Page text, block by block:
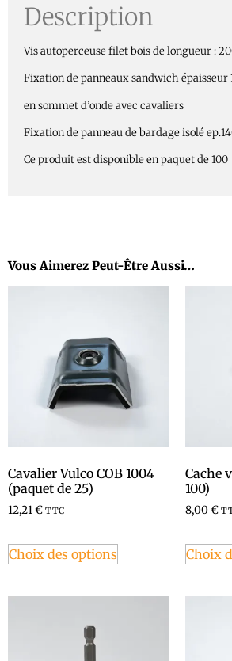
Description
Vis autoperceuse filet bois de longueur :
Fixation de panneaux sandwich épaisseur
en sommet d’onde avec cavaliers
Fixation de panneau de bardage isolé
Ce produit est disponible en paquet de 100
Vous Aimerez Peut-Être Aussi…
Cavalier Vulco COB 1004
(paquet de 25)
12,21€ TTC
Choix des options
Cache
100)
8,00€
Choix